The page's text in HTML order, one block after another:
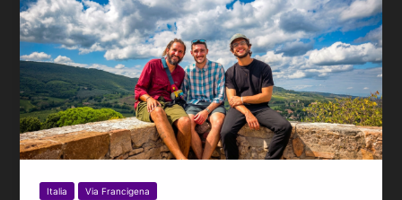
Italia Via Francigena